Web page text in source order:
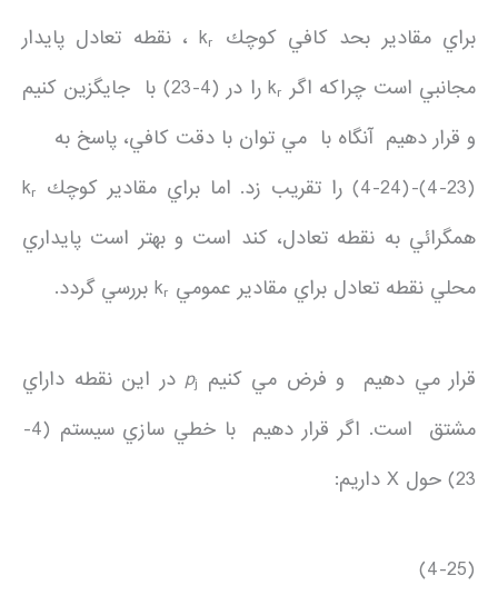
براي مقادير بحد كافي كوچك k r ، نقطه تعادل پايدار
مجانبي است چراكه اگر k r
را در (4-23) با جايگزين كنيم
و قرار دهيم آنگاه با مي توان با دقت كافي، پاسخ به
(4-23)-(4-24) را تقريب زد. اما براي مقادير كوچك k
r
همگرائي به نقطه تعادل، كند است و بهتر است پايداري
محلي نقطه تعادل براي مقادير عمومي k r بررسي گردد.
قرار مي دهيم و فرض مي كنيم pj
در اين نقطه داراي
مشتق است. اگر قرار دهيم با خطي سازي سيستم (4-
23) حول X داريم:
(4-25)